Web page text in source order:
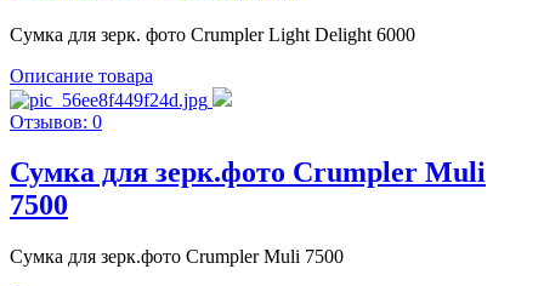
Сумка для зерк. фото Crumpler Light Delight 6000
Описание товара
Отзывов: 0
Сумка для зерк.фото Crumpler Muli
7500
Сумка для зерк.фото Crumpler Muli 7500